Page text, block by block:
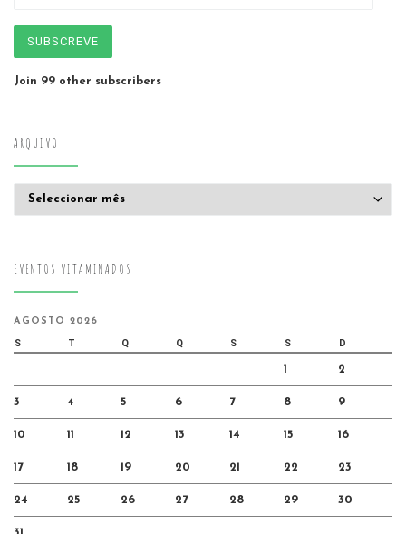
SUBSCREVE
Join 99 other subscribers
ARQUIVO
EVENTOS VITAMINADOS
AGOSTO 2026
S T Q Q S S D
1 2
3 4 5 6 7 8 9
10 11 12 13 14 15 16
17 18 19 20 21 22 23
24 25 26 27 28 29 30